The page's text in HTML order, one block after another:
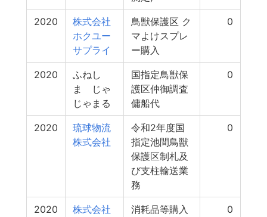
2020
株式会社
ホクユー
サプライ
鳥獣保護区 ク
マよけスプレ
ー購入
0
2020
ふねし
ま じゃ
じゃまる
国指定鳥獣保
護区仲御調査
傭船代
0
2020
琉球物流
株式会社
令和2年度国
指定池間鳥獣
保護区制札及
び支柱輸送業
務
0
2020
株式会社
消耗品等購入 0